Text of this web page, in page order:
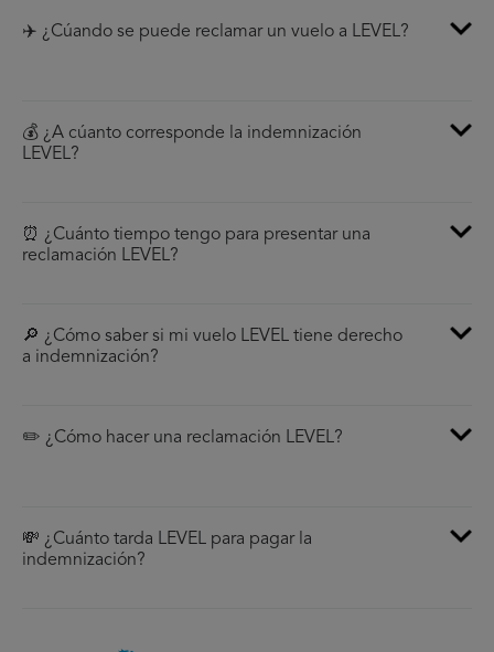
✈️ ¿Cúando se puede reclamar un vuelo a LEVEL?
💰 ¿A cúanto corresponde la indemnización
LEVEL?
⏰ ¿Cuánto tiempo tengo para presentar una
reclamación LEVEL?
🔎 ¿Cómo saber si mi vuelo LEVEL tiene derecho
a indemnización?
✏️ ¿Cómo hacer una reclamación LEVEL?
💸 ¿Cuánto tarda LEVEL para pagar la
indemnización?